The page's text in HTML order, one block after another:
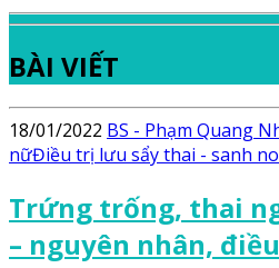
BÀI VIẾT
18/01/2022 BS - Phạm Quang
nữĐiều trị lưu sẩy thai - sanh
Trứng trống, thai
– nguyên nhân,